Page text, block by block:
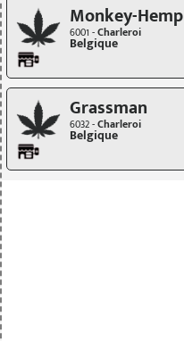
Monkey-Hemp
6001 -Charleroi
Belgique
Grassman
6032 -Charleroi
Belgique